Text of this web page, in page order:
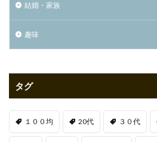
結婚・家族
趣味
タグ
１００均 20代 ３０代